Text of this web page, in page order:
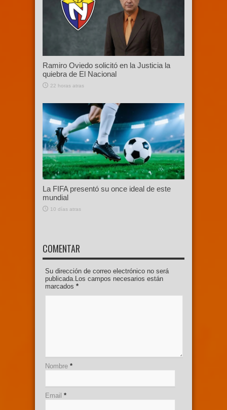
Ramiro Oviedo solicitó en la Justicia la
quiebra de El Nacional
22 horas atras
La FIFA presentó su once ideal de este
mundial
10 días atras
COMENTAR
Su dirección de correo electrónico no será
publicada.Los campos necesarios están
marcados *
Nombre *
Email *